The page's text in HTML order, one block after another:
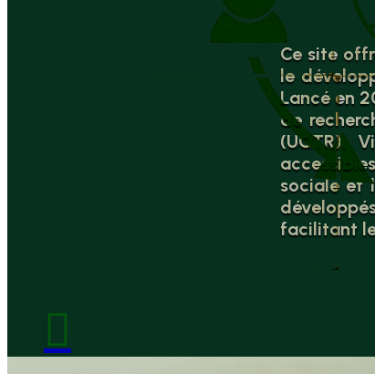

Ce site
le
Lancé en
de
(UQTR),
sociale et
facilitant